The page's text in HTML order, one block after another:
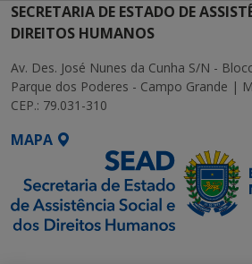
SECRETARIA DE ESTADO DE
DIREITOS HUMANOS
Av. Des. José Nunes da Cunha S/N -
Parque dos Poderes - Campo Grande |
CEP.: 79.031-310
MAPA